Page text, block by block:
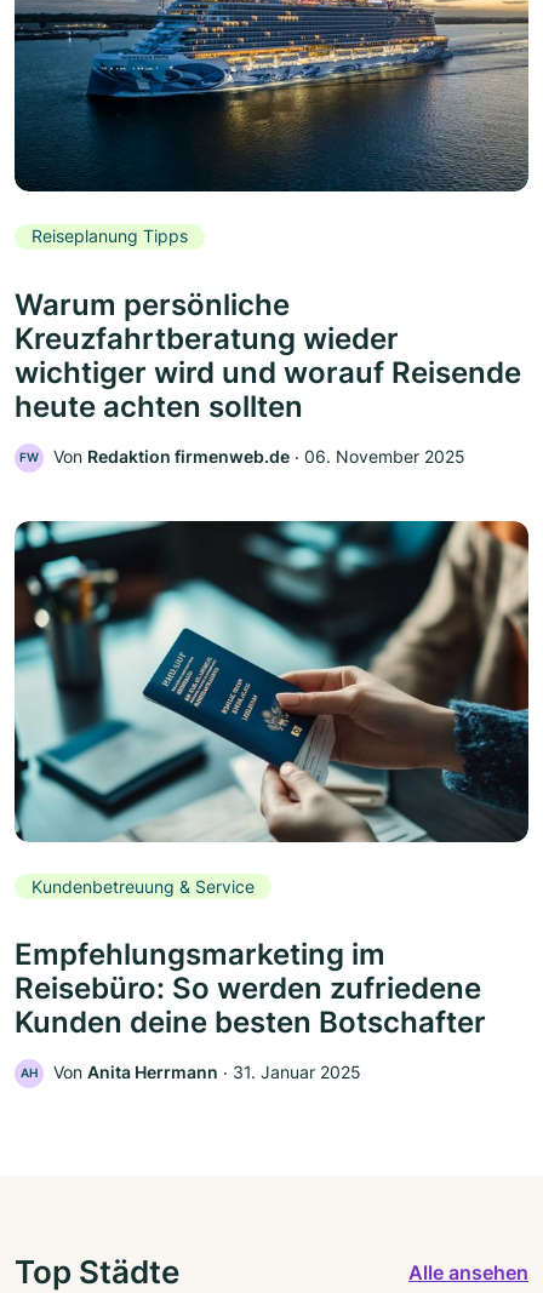
Reiseplanung Tipps
Warum persönliche
Kreuzfahrtberatung wieder
wichtiger wird und worauf Reisende
heute achten sollten
FW Von Redaktion firmenweb.de ‧ 06. November 2025
Kundenbetreuung & Service
Empfehlungsmarketing im
Reisebüro: So werden zufriedene
Kunden deine besten Botschafter
AH Von Anita Herrmann ‧ 31. Januar 2025
Top Städte Alle ansehen